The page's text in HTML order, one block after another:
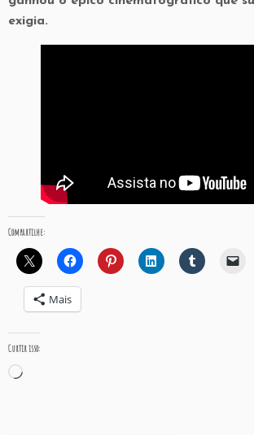
exigia.
Compartilhe:
Mais
Curtir isso:
Carregando...